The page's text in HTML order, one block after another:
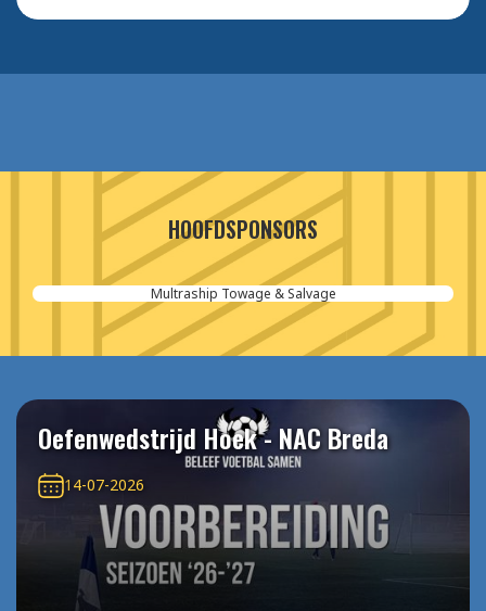
HOOFDSPONSORS
Multraship Towage & Salvage
Oefenwedstrijd Hoek - NAC Breda
14-07-2026